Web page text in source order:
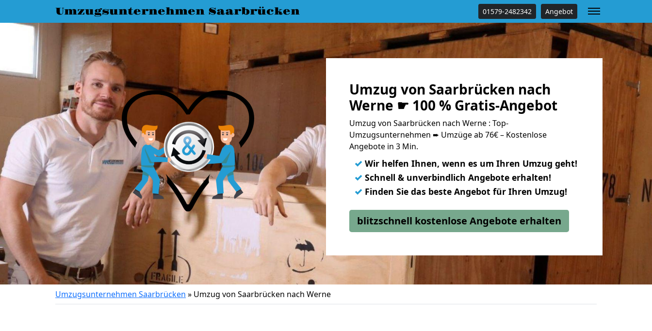
Umzugsunternehmen Saarbrücken 01579-2482342 Angebot
Umzug von Saarbrücken nach
Werne ☛ 100 % Gratis-Angebot
Umzug von Saarbrücken nach Werne : Top-
Umzugsunternehmen ➨ Umzüge ab 76€ – Kostenlose
Angebote in 3 Min.
✓ Wir helfen Ihnen, wenn es um Ihren Umzug geht!
✓ Schnell & unverbindlich Angebote erhalten!
✓ Finden Sie das beste Angebot für Ihren Umzug!
blitzschnell kostenlose Angebote erhalten
Umzugsunternehmen Saarbrücken » Umzug von Saarbrücken nach Werne